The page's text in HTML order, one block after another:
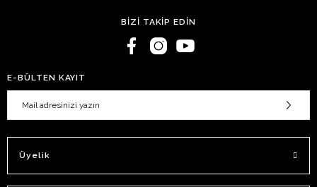
BİZİ TAKİP EDİN
E-BÜLTEN KAYIT
Üyelik